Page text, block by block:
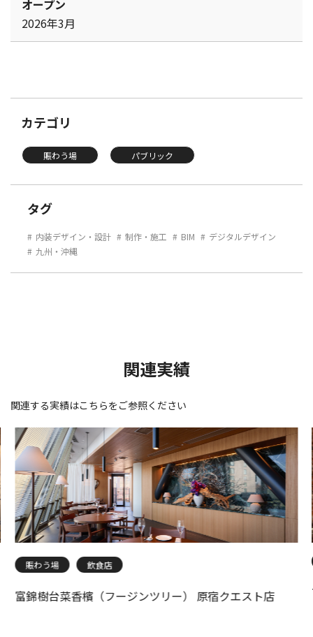
オープン
2026年3月
カテゴリ
賑わう場 パブリック
タグ
内装デザイン・設計 制作・施工 BIM
デジタルデザイン
九州・沖縄
関連実績
関連する実績はこちらをご参照ください
賑わう場 飲食店
富錦樹台菜香檳（フージンツリー） 原宿クエスト店